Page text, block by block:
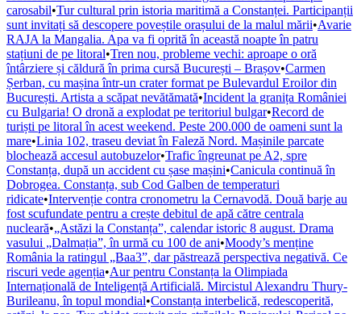
carosabil•Tur cultural prin istoria maritimă a Constanței. Participanții
sunt invitați să descopere poveștile orașului de la malul mării•Avarie
RAJA la Mangalia. Apa va fi oprită în această noapte în patru
stațiuni de pe litoral•Tren nou, probleme vechi: aproape o oră
întârziere și căldură în prima cursă București – Brașov•Carmen
Șerban, cu mașina într-un crater format pe Bulevardul Eroilor din
București. Artista a scăpat nevătămată•Incident la granița României
cu Bulgaria! O dronă a explodat pe teritoriul bulgar•Record de
turiști pe litoral în acest weekend. Peste 200.000 de oameni sunt la
mare•Linia 102, traseu deviat în Faleză Nord. Mașinile parcate
blochează accesul autobuzelor•Trafic îngreunat pe A2, spre
Constanța, după un accident cu șase mașini•Canicula continuă în
Dobrogea. Constanța, sub Cod Galben de temperaturi
ridicate•Intervenție contra cronometru la Cernavodă. Două barje au
fost scufundate pentru a crește debitul de apă către centrala
nucleară•„Astăzi la Constanța”, calendar istoric 8 august. Drama
vasului „Dalmația”, în urmă cu 100 de ani•Moody’s menține
România la ratingul „Baa3”, dar păstrează perspectiva negativă. Ce
riscuri vede agenția•Aur pentru Constanța la Olimpiada
Internațională de Inteligență Artificială. Mircistul Alexandru Thury-
Burileanu, în topul mondial•Constanța interbelică, redescoperită,